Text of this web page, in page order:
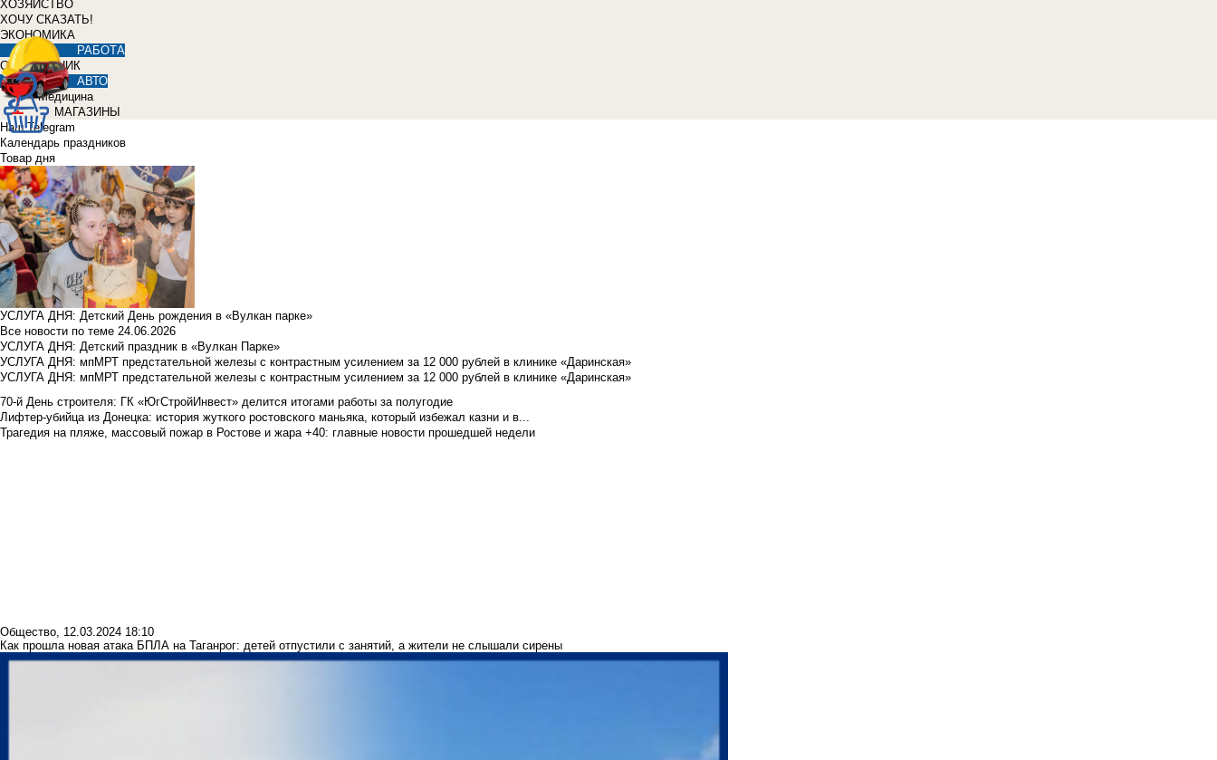
ХОЗЯЙСТВО
ХОЧУ СКАЗАТЬ!
ЭКОНОМИКА
РАБОТА
СПРАВОЧНИК
АВТО
Медицина
МАГАЗИНЫ
Наш Telegram
Календарь праздников
Товар дня
УСЛУГА ДНЯ: Детский День рождения в «Вулкан парке»
Все новости по теме 24.06.2026
УСЛУГА ДНЯ: Детский праздник в «Вулкан Парке»
УСЛУГА ДНЯ: мпМРТ предстательной железы с контрастным усилением за 12 000 рублей в клинике «Даринская»
УСЛУГА ДНЯ: мпМРТ предстательной железы с контрастным усилением за 12 000 рублей в клинике «Даринская»
70-й День строителя: ГК «ЮгСтройИнвест» делится итогами работы за полугодие
Лифтер-убийца из Донецка: история жуткого ростовского маньяка, который избежал казни и в...
Трагедия на пляже, массовый пожар в Ростове и жара +40: главные новости прошедшей недели
Общество, 12.03.2024 18:10
Как прошла новая атака БПЛА на Таганрог: детей отпустили с занятий, а жители не слышали сирены